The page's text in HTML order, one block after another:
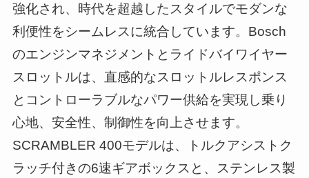
強化され、時代を超越したスタイルでモダンな
利便性をシームレスに統合しています。Bosch
のエンジンマネジメントとライドバイワイヤー
スロットルは、直感的なスロットルレスポンス
とコントローラブルなパワー供給を実現し乗り
心地、安全性、制御性を向上させます。
SCRAMBLER 400モデルは、トルクアシストク
ラッチ付きの6速ギアボックスと、ステンレス製